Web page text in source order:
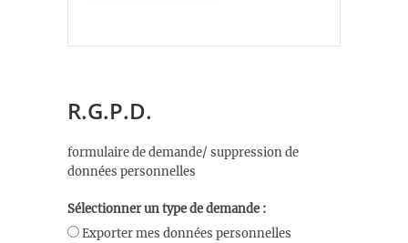
R.G.P.D.
formulaire de demande/ suppression de
données personnelles
Sélectionner un type de demande :
Exporter mes données personnelles